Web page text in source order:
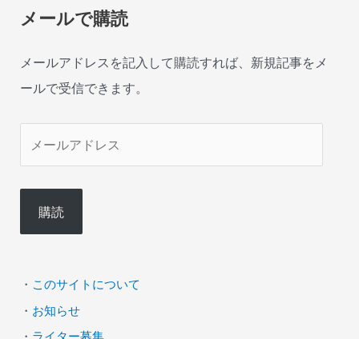
メールで購読
メールアドレスを記入して購読すれば、新規記事をメ
ールで受信できます。
ル
ド
ス
購読
・ このサイトについて
・ お知らせ